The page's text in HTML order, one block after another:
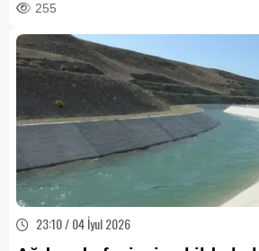
255
23:10 / 04 İyul 2026